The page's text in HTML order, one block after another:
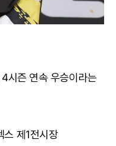
시즌 연속 우승이라는
스 제1전시장